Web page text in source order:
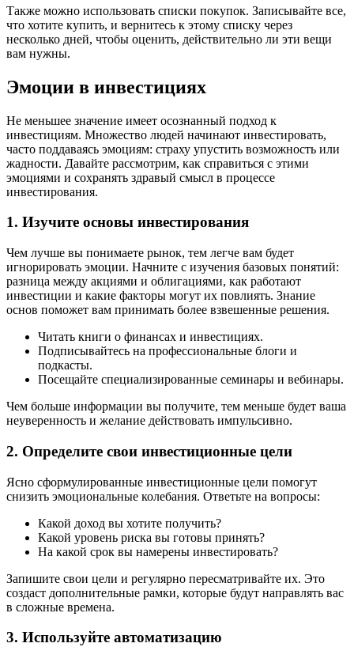
Также можно использовать списки покупок. Записывайте все,
что хотите купить, и вернитесь к этому списку через
несколько дней, чтобы оценить, действительно ли эти вещи
вам нужны.
Эмоции в инвестициях
Не меньшее значение имеет осознанный подход к
инвестициям. Множество людей начинают инвестировать,
часто поддаваясь эмоциям: страху упустить возможность или
жадности. Давайте рассмотрим, как справиться с этими
эмоциями и сохранять здравый смысл в процессе
инвестирования.
1. Изучите основы инвестирования
Чем лучше вы понимаете рынок, тем легче вам будет
игнорировать эмоции. Начните с изучения базовых понятий:
разница между акциями и облигациями, как работают
инвестиции и какие факторы могут их повлиять. Знание
основ поможет вам принимать более взвешенные решения.
Читать книги о финансах и инвестициях.
Подписывайтесь на профессиональные блоги и
подкасты.
Посещайте специализированные семинары и вебинары.
Чем больше информации вы получите, тем меньше будет ваша
неуверенность и желание действовать импульсивно.
2. Определите свои инвестиционные цели
Ясно сформулированные инвестиционные цели помогут
снизить эмоциональные колебания. Ответьте на вопросы:
Какой доход вы хотите получить?
Какой уровень риска вы готовы принять?
На какой срок вы намерены инвестировать?
Запишите свои цели и регулярно пересматривайте их. Это
создаст дополнительные рамки, которые будут направлять вас
в сложные времена.
3. Используйте автоматизацию